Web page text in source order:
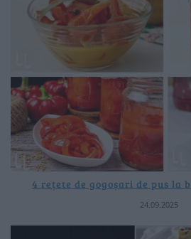
4 rețete de gogoșari de pus la
24.09.2025